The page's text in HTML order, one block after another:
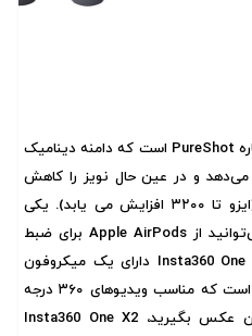
یک ویژگی دیگر این دوربین همه کاره PureShot است که دامنه دینامیک
و در عین حال نویز را کاهش
می‌دهد و جزئیات را حفظ می‌کند (ایزو تا ۳۲۰۰ افزایش می یابد). یکی
دیگر از این موارد این است که می‌توانید از Apple AirPods برای ضبط
صدا استفاده کنید، اگرچه خود Insta360 One X2 دارای یک میکروفون
چهار طرفه برای ضبط صدای محیط است که مناسب ویدیوهای ۳۶۰ درجه
است. هر تصمیمی که برای گرفتن عکس بگیرید، Insta360 One X2